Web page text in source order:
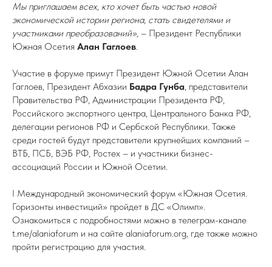
Мы приглашаем всех, кто хочет быть частью новой
экономической истории региона, стать свидетелями и
участниками преобразований», – Президент Республики
Южная Осетия Алан Гаглоев.
Участие в форуме примут Президент Южной Осетии Алан
Гаглоев, Президент Абхазии Бадра Гунба, представители
Правительства РФ, Администрации Президента РФ,
Российского экспортного центра, Центрального Банка РФ,
делегации регионов РФ и Сербской Республики. Также
среди гостей будут представители крупнейших компаний –
ВТБ, ПСБ, ВЭБ РФ, Ростех – и участники бизнес-
ассоциаций России и Южной Осетии.
I Международный экономический форум «Южная Осетия.
Горизонты инвестиций» пройдет в ДС «Олимп».
Ознакомиться с подробностями можно в телеграм-канале
t.me/alaniaforum и на сайте alaniaforum.org, где также можно
пройти регистрацию для участия.